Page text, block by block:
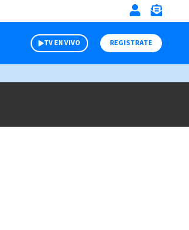
TV EN VIVO REGISTRATE